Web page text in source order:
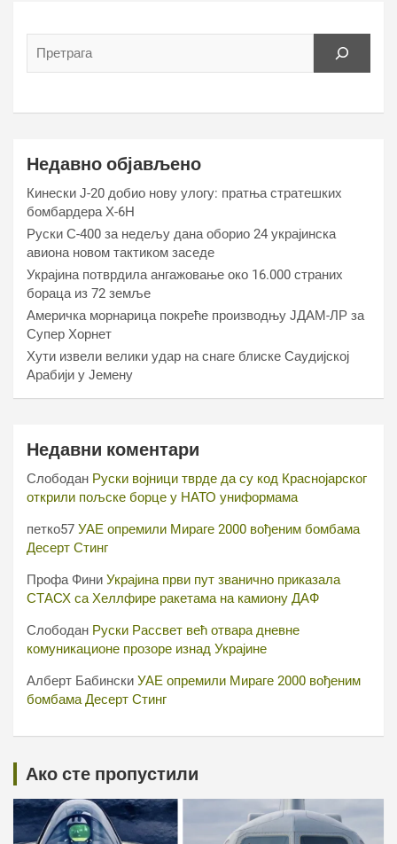
Недавно објављено
Кинески Ј-20 добио нову улогу: пратња стратешких
бомбардера Х-6Н
Руски С-400 за недељу дана оборио 24 украјинска
авиона новом тактиком заседе
Украјина потврдила ангажовање око 16.000 страних
бораца из 72 земље
Америчка морнарица покреће производњу ЈДАМ-ЛР за
Супер Хорнет
Хути извели велики удар на снаге блиске Саудијској
Арабији у Јемену
Недавни коментари
Слободан Руски војници тврде да су код Краснојарског
открили пољске борце у НАТО униформама
петко57 УАЕ опремили Мираге 2000 вођеним бомбама
Десерт Стинг
Профа Фини Украјина први пут званично приказала
СТАСХ са Хеллфире ракетама на камиону ДАФ
Слободан Руски Рассвет већ отвара дневне
комуникационе прозоре изнад Украјине
Алберт Бабински УАЕ опремили Мираге 2000 вођеним
бомбама Десерт Стинг
Ако сте пропустили